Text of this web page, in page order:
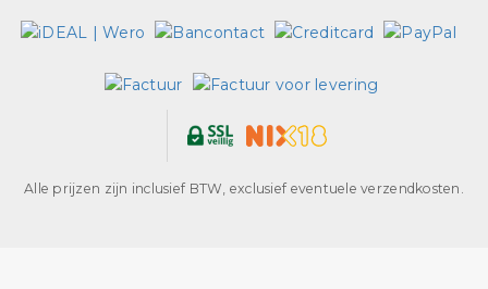
Alle prijzen zijn inclusief BTW, exclusief eventuele verzendkosten.